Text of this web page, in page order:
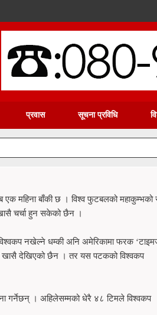
प्रवास सूचना प्रविधि
औपचारिक रूपमा सुरु
महिना बाँकी छ । विश्व फुटबलको महाकुम्भको
चर्चा हुन सकेको छैन ।
नखेल्ने धम्की अनि अमेरिकामा फरक
खासै देखिएको छैन । तर यस पटकको विश्वकप
गर्नेछन् । अहिलेसम्मको धेरै ४८ टिमले विश्वकप